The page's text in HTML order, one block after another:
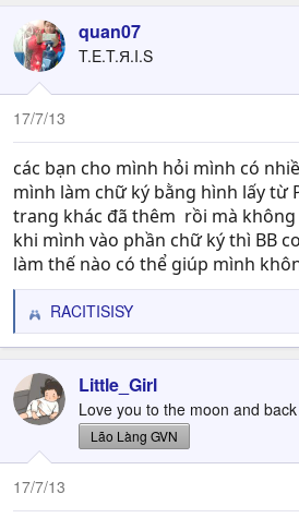
quan07
T.E.T.Я.I.S
17/7/13
các bạn cho mình hỏi mình có
mình làm chữ ký bằng hình lấy từ
trang khác đã thêm rồi mà
khi mình vào phần chữ ký thì BB
làm thế nào có thể giúp mình
R
e
c
t
i
n
s
:
RACITISISY
Little_Girl
Love you to the moon and
Lão Làng GVN
17/7/13